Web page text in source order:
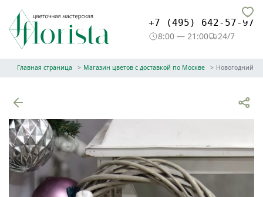
+7 (495) 642-57-97
8:00 — 21:00
24/7
Главная страница Магазин цветов с доставкой по Москве Новогодний